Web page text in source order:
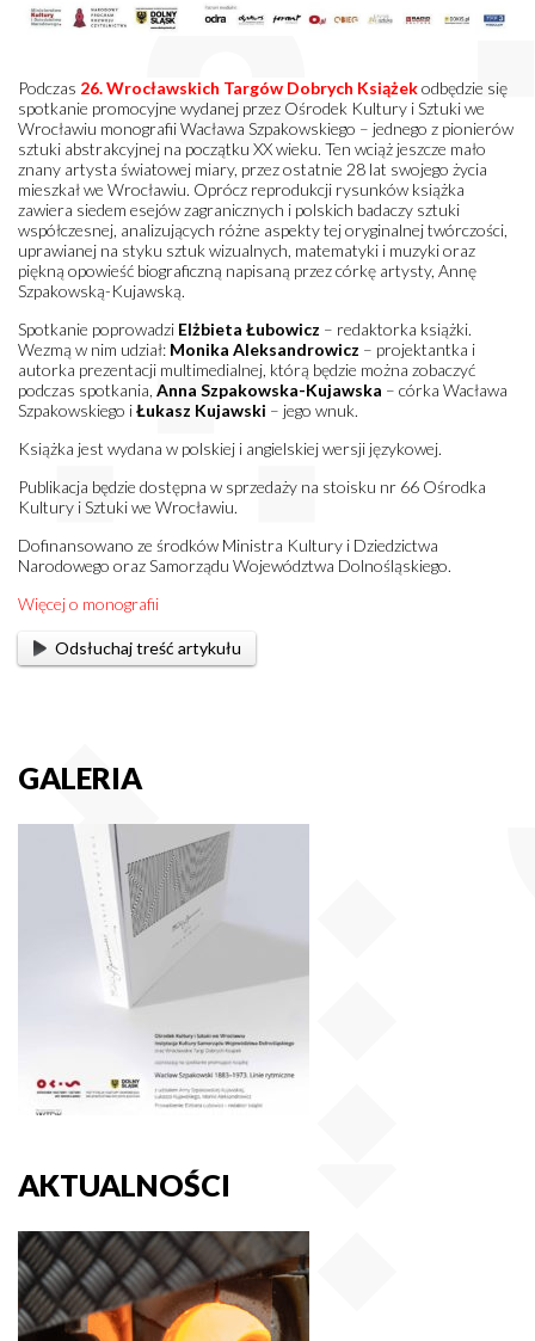
Podczas 26. Wrocławskich Targów Dobrych Książekodbędzie się
spotkanie promocyjne wydanej przez Ośrodek Kultury i Sztuki we
Wrocławiu monografii Wacława Szpakowskiego – jednego z pionierów
sztuki abstrakcyjnej na początku XX wieku. Ten wciąż jeszcze mało
znany artysta światowej miary, przez ostatnie 28 lat swojego życia
mieszkał we Wrocławiu. Oprócz reprodukcji rysunków książka
zawiera siedem esejów zagranicznych i polskich badaczy sztuki
współczesnej, analizujących różne aspekty tej oryginalnej twórczości,
uprawianej na styku sztuk wizualnych, matematyki i muzyki oraz
piękną opowieść biograficzną napisaną przez córkę artysty, Annę
Szpakowską-Kujawską.
Spotkanie poprowadzi Elżbieta Łubowicz – redaktorka książki.
Wezmą w nim udział: Monika Aleksandrowicz – projektantka i
autorka prezentacji multimedialnej, którą będzie można zobaczyć
podczas spotkania, Anna Szpakowska-Kujawska – córka Wacława
Szpakowskiego iŁukasz Kujawski – jego wnuk.
Książka jest wydana w polskiej i angielskiej wersji językowej.
Publikacja będzie dostępna w sprzedaży na stoisku nr 66 Ośrodka
Kultury i Sztuki we Wrocławiu.
Dofinansowano ze środków Ministra Kultury i Dziedzictwa
Narodowego oraz Samorządu Województwa Dolnośląskiego.
Więcej o monografii
Odsłuchaj treść artykułu
GALERIA
AKTUALNOŚCI